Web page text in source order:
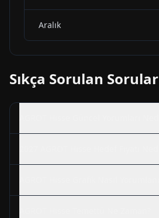
Aralık
Sıkça Sorulan Sorular